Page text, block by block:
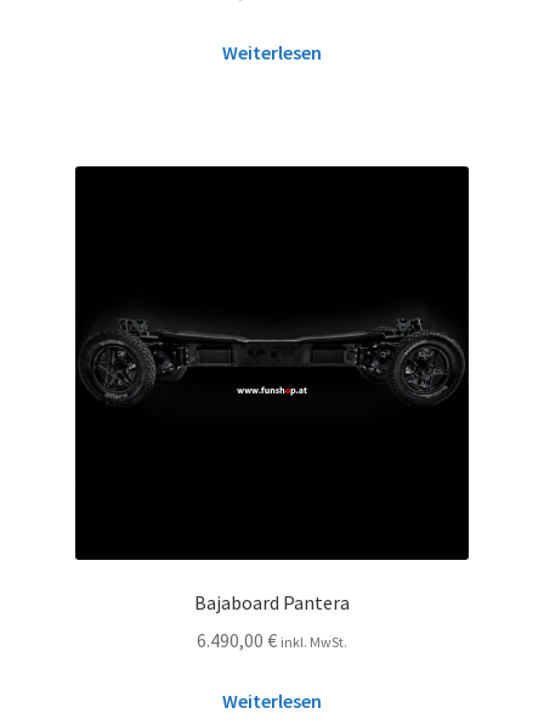
Weiterlesen
Bajaboard Pantera
6.490,00 € inkl. MwSt.
Weiterlesen